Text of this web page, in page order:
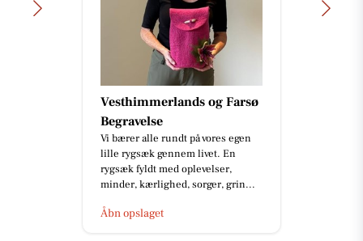
Vesthimmerlands og Farsø
Begravelse
Vi bærer alle rundt på vores egen
lille rygsæk gennem livet. En
rygsæk fyldt med oplevelser,
minder, kærlighed, sorger, grin...
Åbn opslaget